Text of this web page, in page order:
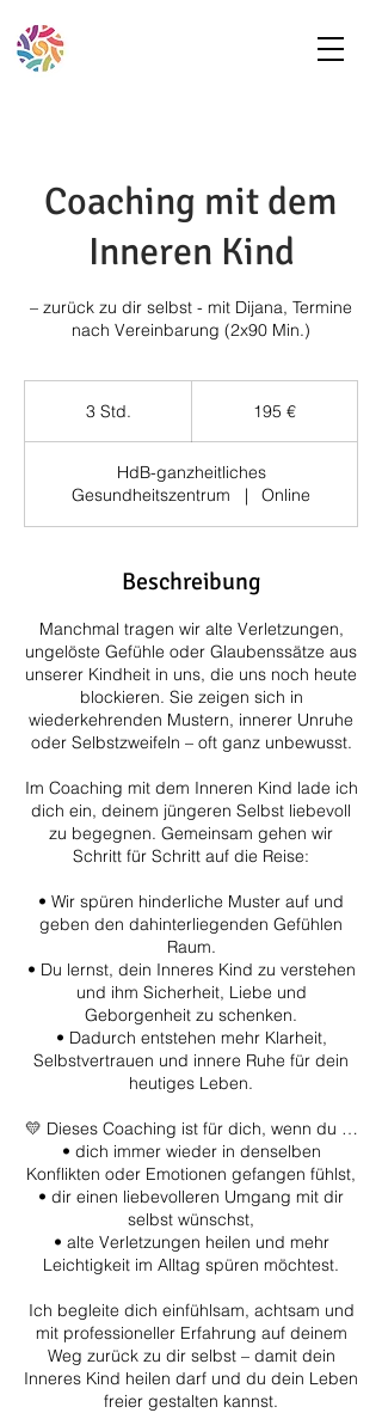
Coaching mit dem
Inneren Kind
– zurück zu dir selbst - mit Dijana, Termine
nach Vereinbarung (2x90 Min.)
3 Std.
d
.
195 €
HdB-ganzheitliches
Gesundheitszentrum
| Online
Beschreibung
Manchmal tragen wir alte Verletzungen,
ungelöste Gefühle oder Glaubenssätze aus
unserer Kindheit in uns, die uns noch heute
blockieren. Sie zeigen sich in
wiederkehrenden Mustern, innerer Unruhe
oder Selbstzweifeln – oft ganz unbewusst.
Im Coaching mit dem Inneren Kind lade ich
dich ein, deinem jüngeren Selbst liebevoll
zu begegnen. Gemeinsam gehen wir
Schritt für Schritt auf die Reise:
• Wir spüren hinderliche Muster auf und
geben den dahinterliegenden Gefühlen
Raum.
• Du lernst, dein Inneres Kind zu verstehen
und ihm Sicherheit, Liebe und
Geborgenheit zu schenken.
• Dadurch entstehen mehr Klarheit,
Selbstvertrauen und innere Ruhe für dein
heutiges Leben.
💛 Dieses Coaching ist für dich, wenn du …
• dich immer wieder in denselben
Konflikten oder Emotionen gefangen fühlst,
• dir einen liebevolleren Umgang mit dir
selbst wünschst,
• alte Verletzungen heilen und mehr
Leichtigkeit im Alltag spüren möchtest.
Ich begleite dich einfühlsam, achtsam und
mit professioneller Erfahrung auf deinem
Weg zurück zu dir selbst – damit dein
Inneres Kind heilen darf und du dein Leben
freier gestalten kannst.